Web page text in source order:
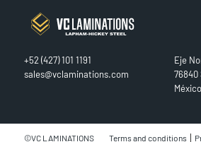
CONTACT
+52 (427) 101 1191
sales@vclaminations.com
Eje
76840
México
©VC LAMINATIONS
Terms and conditions |